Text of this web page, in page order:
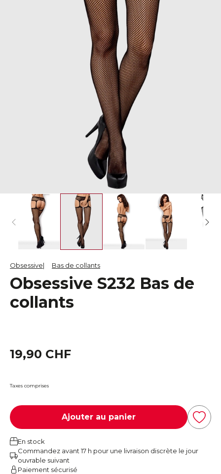
Obsessive Bas de collants
Obsessive S232 Bas de
collants
19,90 CHF
Taxes comprises
Ajouter au panier
En stock
Commandez avant 17 h pour une livraison discrète le jour
ouvrable suivant
Paiement sécurisé